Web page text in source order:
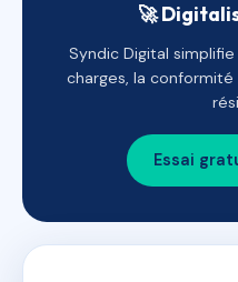
🚀
Syndic Digital
charges, la conformité
Essai